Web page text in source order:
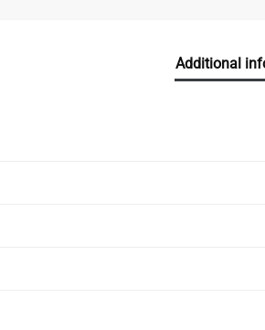
Additional